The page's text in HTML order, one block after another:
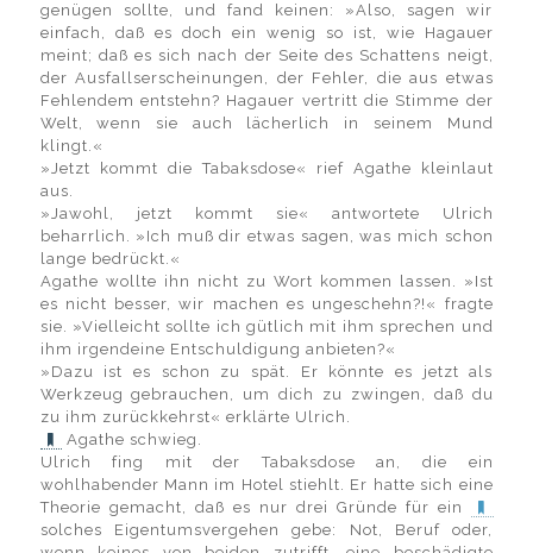
genügen sollte, und fand keinen: »Also, sagen wir
einfach, daß es doch ein wenig so ist, wie Hagauer
meint; daß es sich nach der Seite des Schattens neigt,
der Ausfallserscheinungen, der Fehler, die aus etwas
Fehlendem entstehn? Hagauer vertritt die Stimme der
Welt, wenn sie auch lächerlich in seinem Mund
klingt.«
»Jetzt kommt die Tabaksdose« rief Agathe kleinlaut
aus.
»Jawohl, jetzt kommt sie« antwortete Ulrich
beharrlich. »Ich muß dir etwas sagen, was mich schon
lange bedrückt.«
Agathe wollte ihn nicht zu Wort kommen lassen. »Ist
es nicht besser, wir machen es ungeschehn?!« fragte
sie. »Vielleicht sollte ich gütlich mit ihm sprechen und
ihm irgendeine Entschuldigung anbieten?«
»Dazu ist es schon zu spät. Er könnte es jetzt als
Werkzeug gebrauchen, um dich zu zwingen, daß du
zu ihm zurückkehrst« erklärte Ulrich.
Agathe schwieg.
Ulrich fing mit der Tabaksdose an, die ein
wohlhabender Mann im Hotel stiehlt. Er hatte sich eine
Theorie gemacht, daß es nur drei Gründe für ein
solches Eigentumsvergehen gebe: Not, Beruf oder,